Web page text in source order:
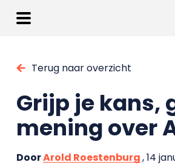
Terug naar overzicht
Grijp je kans,
mening over
DoorArold Roestenburg, 14